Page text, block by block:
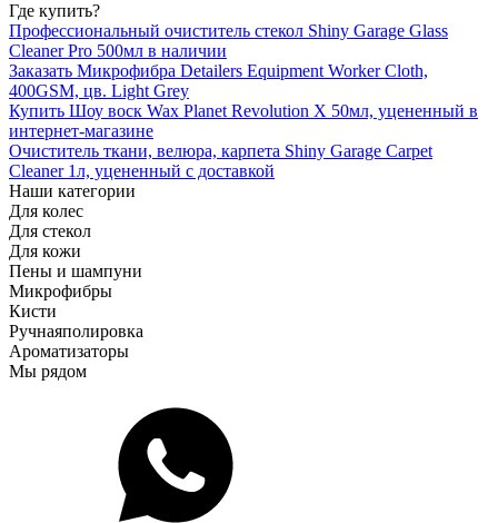
Где купить?
Профессиональный очиститель стекол Shiny Garage Glass
Cleaner Pro 500мл в наличии
Заказать Микрофибра Detailers Equipment Worker Сloth,
400GSM, цв. Light Grey
Купить Шоу воск Wax Planet Revolution X 50мл, уцененный в
интернет-магазине
Очиститель ткани, велюра, карпета Shiny Garage Carpet
Cleaner 1л, уцененный с доставкой
Наши категории
Для колес
Для стекол
Для кожи
Пены и шампуни
Микрофибры
Кисти
Ручнаяполировка
Ароматизаторы
Мы рядом